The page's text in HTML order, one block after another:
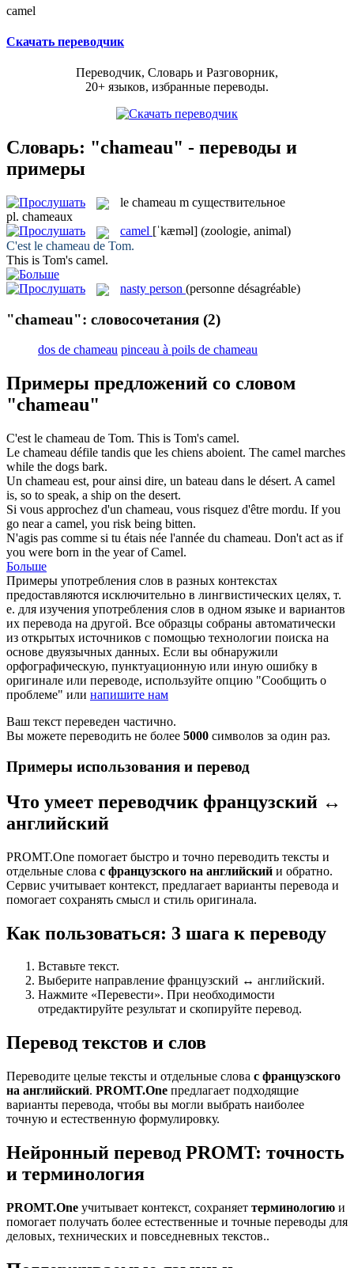
camel
Скачать переводчик
Переводчик, Словарь и Разговорник,
20+ языков, избранные переводы.
Словарь: "chameau" - переводы и
примеры
le chameau m существительное
pl. chameaux
camel [ˈkæməl] (zoologie, animal)
C'est le chameau de Tom.
This is Tom's camel.
nasty person (personne désagréable)
"chameau": словосочетания (2)
dos de chameau pinceau à poils de chameau
Примеры предложений со словом
"chameau"
C'est le chameau de Tom. This is Tom's camel.
Le chameau défile tandis que les chiens aboient. The camel marches
while the dogs bark.
Un chameau est, pour ainsi dire, un bateau dans le désert. A camel
is, so to speak, a ship on the desert.
Si vous approchez d'un chameau, vous risquez d'être mordu. If you
go near a camel, you risk being bitten.
N'agis pas comme si tu étais née l'année du chameau. Don't act as if
you were born in the year ofCamel.
Больше
Примеры употребления слов в разных контекстах
предоставляются исключительно в лингвистических целях, т.
е. для изучения употребления слов в одном языке и вариантов
их перевода на другой. Все образцы собраны автоматически
из открытых источников с помощью технологии поиска на
основе двуязычных данных. Если вы обнаружили
орфографическую, пунктуационную или иную ошибку в
оригинале или переводе, используйте опцию "Сообщить о
проблеме" или напишите нам
Ваш текст переведен частично.
Вы можете переводить не более 5000 символов за один раз.
Примеры использования и перевод
Что умеет переводчик французский ↔
английский
PROMT.One помогает быстро и точно переводить тексты и
отдельные слова с французского на английский и обратно.
Сервис учитывает контекст, предлагает варианты перевода и
помогает сохранять смысл и стиль оригинала.
Как пользоваться: 3 шага к переводу
Вставьте текст.
Выберите направление французский ↔ английский.
Нажмите «Перевести». При необходимости
отредактируйте результат и скопируйте перевод.
Перевод текстов и слов
Переводите целые тексты и отдельные слова с французского
на английский. PROMT.One предлагает подходящие
варианты перевода, чтобы вы могли выбрать наиболее
точную и естественную формулировку.
Нейронный перевод PROMT: точность
и терминология
PROMT.One учитывает контекст, сохраняет терминологию и
помогает получать более естественные и точные переводы для
деловых, технических и повседневных текстов..